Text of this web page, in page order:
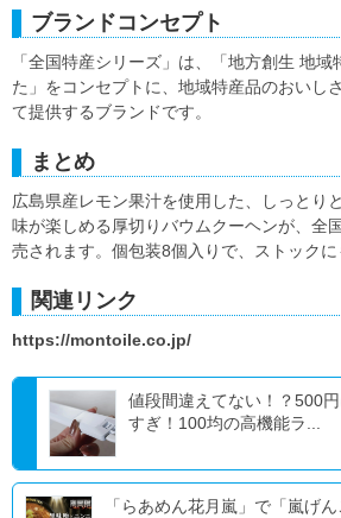
ブランドコンセプト
「全国特産シリーズ」は、「地方創生 地域
た」をコンセプトに、地域特産品のおいし
て提供するブランドです。
まとめ
広島県産レモン果汁を使用した、しっとり
味が楽しめる厚切りバウムクーヘンが、全
売されます。個包装8個入りで、ストックに
関連リンク
https://montoile.co.jp/
値段間違えてない！？500
すぎ！100均の高機能ラ...
「らあめん花月嵐」で「嵐げ